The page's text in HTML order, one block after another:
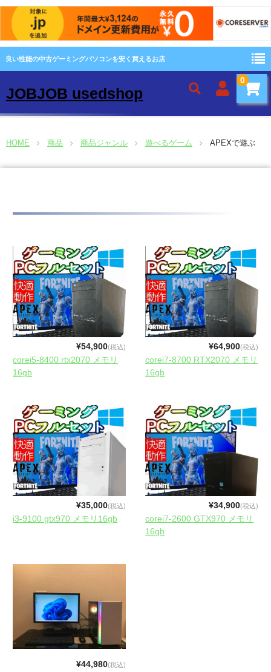
良い性能の中古ゲーミングパソコンを安く買えるお店
JOBJOB usedshop
0
ホーム
当店について
ブログ投稿
YouTube
初心者Q&A
お問合せ
HOME 商品 商品ジャンル 遊べるゲーム APEXで遊ぶ
¥54,900(税込)
corei5-8400 rtx2070 メモリ
16gb
¥64,900(税込)
corei7-8700 RTX2070 メモリ
16gb
¥35,000(税込)
i3-9100 gtx970 メモリ16gb
¥34,900(税込)
corei7-2600 GTX970 メモリ
16gb
¥44,980(税込)